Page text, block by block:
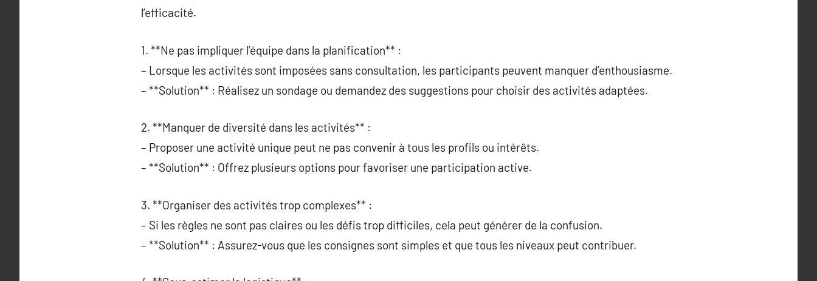
l’efficacité.
1. **Ne pas impliquer l’équipe dans la planification** :
– Lorsque les activités sont imposées sans consultation, les participants peuvent manquer d’enthousiasme.
– **Solution** : Réalisez un sondage ou demandez des suggestions pour choisir des activités adaptées.
2. **Manquer de diversité dans les activités** :
– Proposer une activité unique peut ne pas convenir à tous les profils ou intérêts.
– **Solution** : Offrez plusieurs options pour favoriser une participation active.
3. **Organiser des activités trop complexes** :
– Si les règles ne sont pas claires ou les défis trop difficiles, cela peut générer de la confusion.
– **Solution** : Assurez-vous que les consignes sont simples et que tous les niveaux peut contribuer.